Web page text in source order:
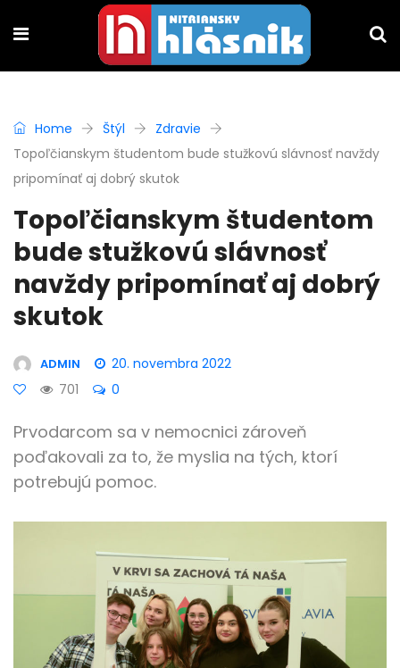
Home Štýl
Zdravie
Topoľčianskym študentom bude stužkovú slávnosť navždy
pripomínať aj dobrý skutok
Topoľčianskym študentom
bude stužkovú slávnosť
navždy pripomínať aj dobrý
skutok
ADMIN
20. novembra 2022
701
0
Prvodarcom sa v nemocnici zároveň
poďakovali za to, že myslia na tých, ktorí
potrebujú pomoc.